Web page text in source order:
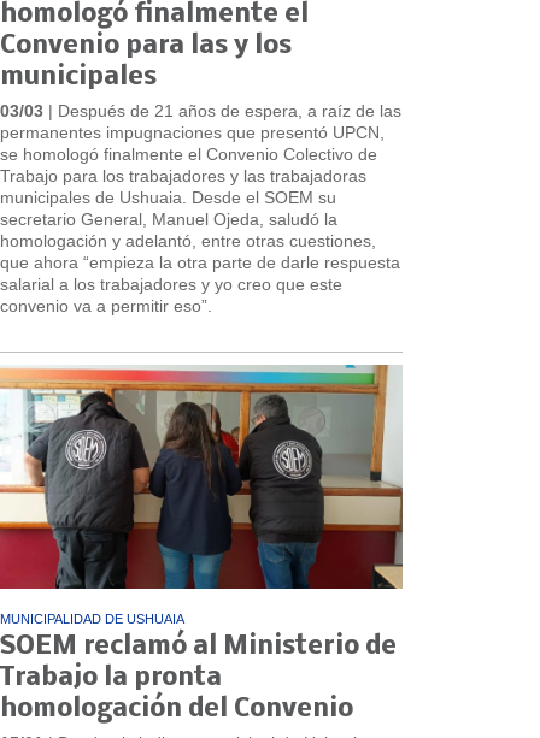
homologó finalmente el
Convenio para las y los
municipales
03/03 | Después de 21 años de espera, a raíz de las
permanentes impugnaciones que presentó UPCN,
se homologó finalmente el Convenio Colectivo de
Trabajo para los trabajadores y las trabajadoras
municipales de Ushuaia. Desde el SOEM su
secretario General, Manuel Ojeda, saludó la
homologación y adelantó, entre otras cuestiones,
que ahora “empieza la otra parte de darle respuesta
salarial a los trabajadores y yo creo que este
convenio va a permitir eso”.
MUNICIPALIDAD DE USHUAIA
SOEM reclamó al Ministerio de
Trabajo la pronta
homologación del Convenio